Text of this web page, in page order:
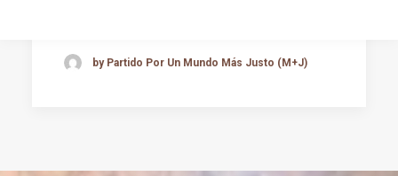
by Partido Por Un Mundo Más Justo (M+J)